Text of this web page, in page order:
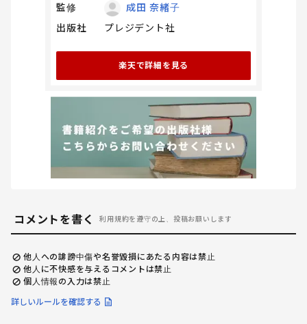
監修
成田 奈緒子
出版社
プレジデント社
楽天で詳細を見る
コメントを書く 利用規約を遵守の上、投稿お願いします
他人への誹謗中傷や名誉毀損にあたる内容は禁止
他人に不快感を与えるコメントは禁止
個人情報の入力は禁止
詳しいルールを確認する